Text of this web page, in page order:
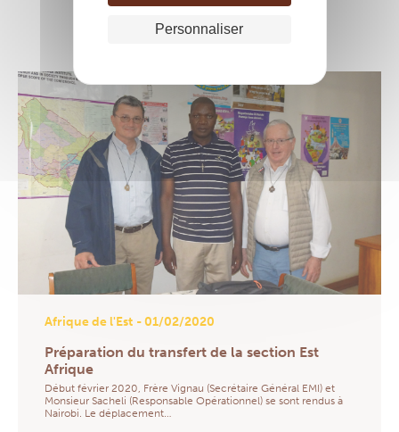
Personnaliser
Afrique de l'Est - 01/02/2020
Préparation du transfert de la section Est
Afrique
Début février 2020, Frère Vignau (Secrétaire Général EMI) et
Monsieur Sacheli (Responsable Opérationnel) se sont rendus à
Nairobi. Le déplacement…